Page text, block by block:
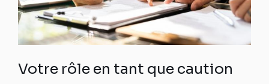
Votre rôle en tant que caution